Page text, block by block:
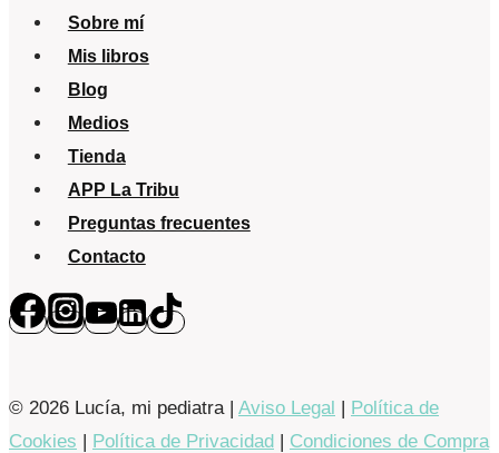
Sobre mí
Mis libros
Blog
Medios
Tienda
APP La Tribu
Preguntas frecuentes
Contacto
© 2026 Lucía, mi pediatra | Aviso Legal | Política de
Cookies | Política de Privacidad | Condiciones de Compra